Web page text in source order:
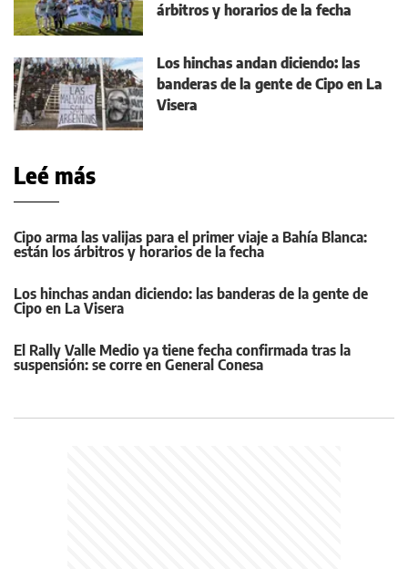
árbitros y horarios de la fecha
Los hinchas andan diciendo: las
banderas de la gente de Cipo en La
Visera
Leé más
Cipo arma las valijas para el primer viaje a Bahía Blanca:
están los árbitros y horarios de la fecha
Los hinchas andan diciendo: las banderas de la gente de
Cipo en La Visera
El Rally Valle Medio ya tiene fecha confirmada tras la
suspensión: se corre en General Conesa